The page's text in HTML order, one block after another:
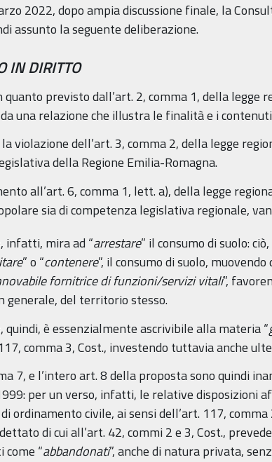
2022, dopo ampia discussione finale, la
assunto la seguente deliberazione.
IN DIRITTO
quanto previsto dall’art. 2, comma 1, della
una relazione che illustra le finalità e i
violazione dell’art. 3, comma 2, della legge
della Regione Emilia-Romagna.
all’art. 6, comma 1, lett. a), della legge
sia di competenza legislativa regionale,
infatti, mira ad “arrestare” il consumo di suolo:
” o “contenere”, il consumo di suolo,
fornitrice di funzioni/servizi vitali”,
generale, del territorio stesso.
è essenzialmente ascrivibile alla materia “
comma 3, Cost., investendo tuttavia anche
7, e l’intero art. 8 della proposta sono quindi
per un verso, infatti, le relative disposizioni
ordinamento civile, ai sensi dell’art. 117,
di cui all’art. 42, commi 2 e 3, Cost.,
“abbandonati”, anche di natura privata,